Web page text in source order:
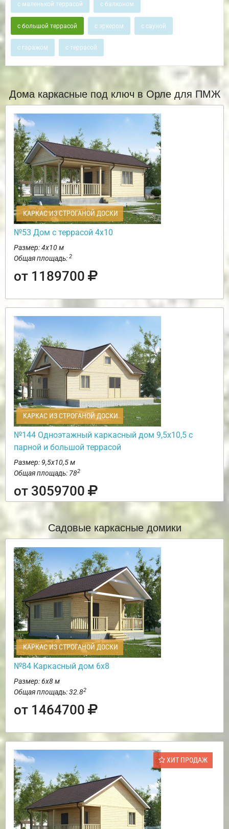
с маленькой террасой с балконом
с большой террасой с эркером с сауной
с гаражом с террасой
Дома каркасные под ключ в Орле для ПМЖ
КАРКАС ИЗ СТРОГАНОЙ ДОСКИ
№53 Дом с террасой 4х10
Размер: 4х10 м
Общая площадь: 2
от 1189700
КАРКАС ИЗ СТРОГАНОЙ ДОСКИ
№144 Одноэтажный каркасный дом 9,5х10,5 с
парной и большой террасой
Размер: 9,5х10,5 м
Общая площадь: 782
от 3059700
Садовые каркасные домики
КАРКАС ИЗ СТРОГАНОЙ ДОСКИ
№84 Каркасный дом 6х8
Размер: 6х8 м
Общая площадь: 32.82
от 1464700
ХИТ ПРОДАЖ